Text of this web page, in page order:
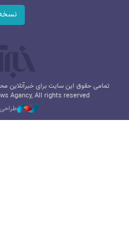
تمامی حقوق این سایت برای خبرآنلاین
Agancy, All rights reserved